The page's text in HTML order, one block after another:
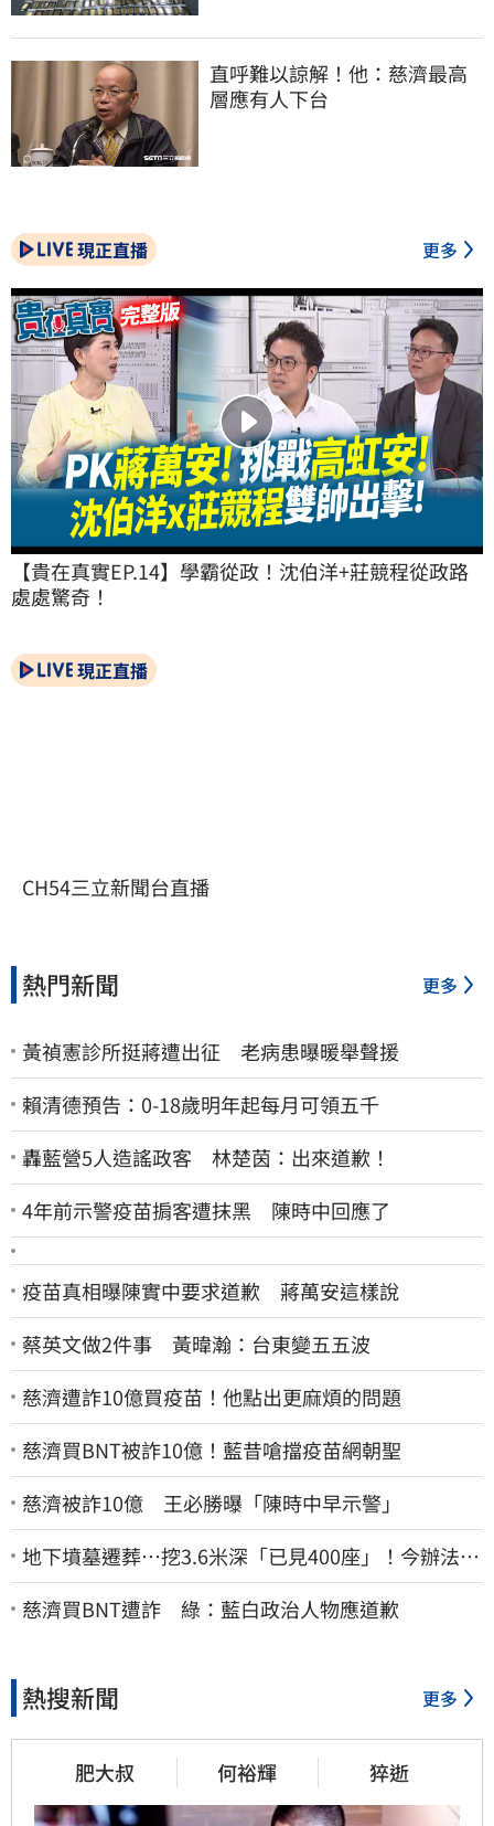
直呼難以諒解！他：慈濟最高
層應有人下台
現正直播 更多
【貴在真實EP.14】學霸從政！沈伯洋+莊競程從政路
處處驚奇！
現正直播
CH54三立新聞台直播
熱門新聞 更多
黃禎憲診所挺蔣遭出征 老病患曝暖舉聲援
賴清德預告：0-18歲明年起每月可領五千
轟藍營5人造謠政客 林楚茵：出來道歉！
4年前示警疫苗掮客遭抹黑 陳時中回應了
疫苗真相曝陳實中要求道歉 蔣萬安這樣說
蔡英文做2件事 黃暐瀚：台東變五五波
慈濟遭詐10億買疫苗！他點出更麻煩的問題
慈濟買BNT被詐10億！藍昔嗆擋疫苗網朝聖
慈濟被詐10億 王必勝曝「陳時中早示警」
地下墳墓遷葬…挖3.6米深「已見400座」！今辦法會
安撫祖先
慈濟買BNT遭詐 綠：藍白政治人物應道歉
熱搜新聞 更多
肥大叔 何裕輝 猝逝